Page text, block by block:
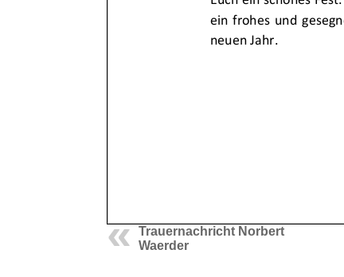
Trauernachricht Norbert
Waerder